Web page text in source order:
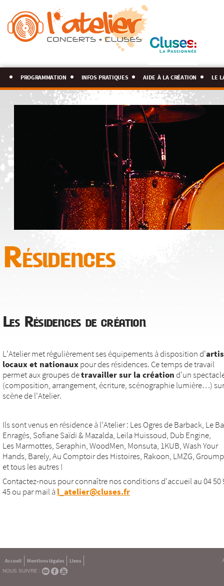
programmation infos pratiques aide à la création le
Résidences
Les Résidences de création
L'Atelier met régulièrement ses équipements à disposition d'
locaux et nationaux pour des résidences. Ce temps de travail
permet aux groupes detravailler sur la création d’un
(composition, arrangement, écriture, scénographie lumière…)
scène de l'Atelier.
Ils sont venus en résidence à l'Atelier : Les Ogres de Barback, Le
Enragés, Sofiane Saïdi & Mazalda, Leila Huissoud, Dub Engine,
Les Marmottes, Seraphin, WoodMen, Monsuta, 1KUB, Wash Your
Hands, Barely, Au Comptoir des Histoires, Rakoon, LMZG,
et tous les autres !
Contactez-nous pour connaître nos conditions d'accueil au 04 50
45 ou par mail à l_atelier@cluses.fr
Accueil Mentions légales
Liens
NOUS SUIVRE :